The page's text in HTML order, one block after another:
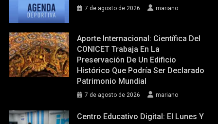
7 de agosto de 2026 mariano
Aporte Internacional: Científica Del
CONICET Trabaja En La
Preservación De Un Edificio
Histórico Que Podría Ser Declarado
Patrimonio Mundial
7 de agosto de 2026 mariano
Centro Educativo Digital: El Lunes Y